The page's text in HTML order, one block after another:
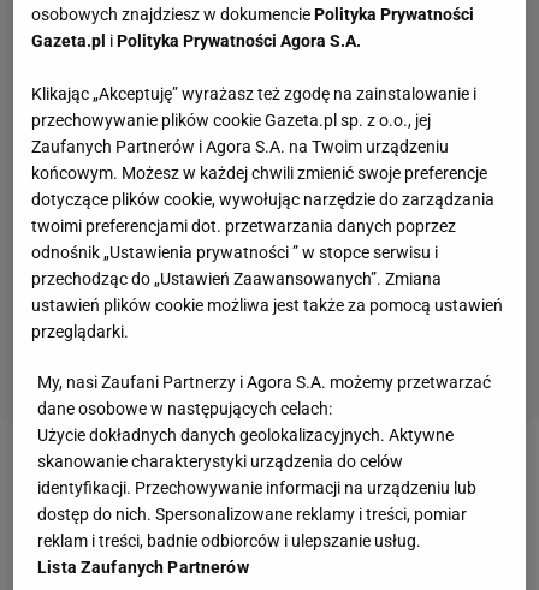
Zobacz wideoIga Świątek wie, co zrobić na trawie.
"Średnio 10 centymetrów niżej"
Gdy tylko pojawiała się okazja, by wymienić
osobowych znajdziesz w dokumenciePolityka Prywatności
Gazeta.pl iPolityka Prywatności Agora S.A.
Klikając „Akceptuję” wyrażasz też zgodę na zainstalowanie i
przechowywanie plików cookie Gazeta.pl sp. z o.o., jej
Zaufanych Partnerów i Agora S.A. na Twoim urządzeniu
końcowym. Możesz w każdej chwili zmienić swoje preferencje
dotyczące plików cookie, wywołując narzędzie do zarządzania
twoimi preferencjami dot. przetwarzania danych poprzez
odnośnik „Ustawienia prywatności ” w stopce serwisu i
przechodząc do „Ustawień Zaawansowanych”. Zmiana
ustawień plików cookie możliwa jest także za pomocą ustawień
przeglądarki.
My, nasi Zaufani Partnerzy i Agora S.A. możemy przetwarzać
dane osobowe w następujących celach:
Użycie dokładnych danych geolokalizacyjnych. Aktywne
skanowanie charakterystyki urządzenia do celów
identyfikacji. Przechowywanie informacji na urządzeniu lub
dostęp do nich. Spersonalizowane reklamy i treści, pomiar
reklam i treści, badnie odbiorców i ulepszanie usług.
Lista Zaufanych Partnerów